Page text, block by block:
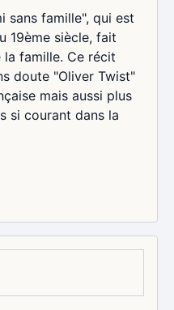
sans famille", qui est
19ème siècle, fait
famille. Ce récit
doute "Oliver Twist"
mais aussi plus
si courant dans la